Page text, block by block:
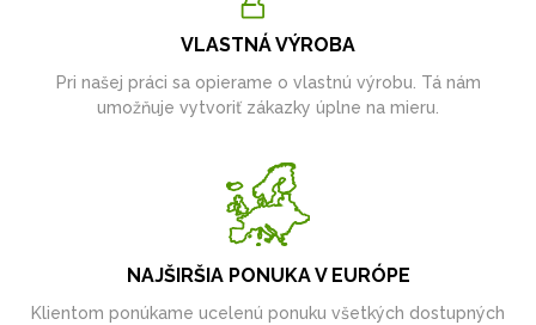
VLASTNÁ VÝROBA
Pri našej práci sa opierame o vlastnú výrobu. Tá nám
umožňuje vytvoriť zákazky úplne na mieru.
NAJŠIRŠIA PONUKA V EURÓPE
Klientom ponúkame ucelenú ponuku všetkých dostupných